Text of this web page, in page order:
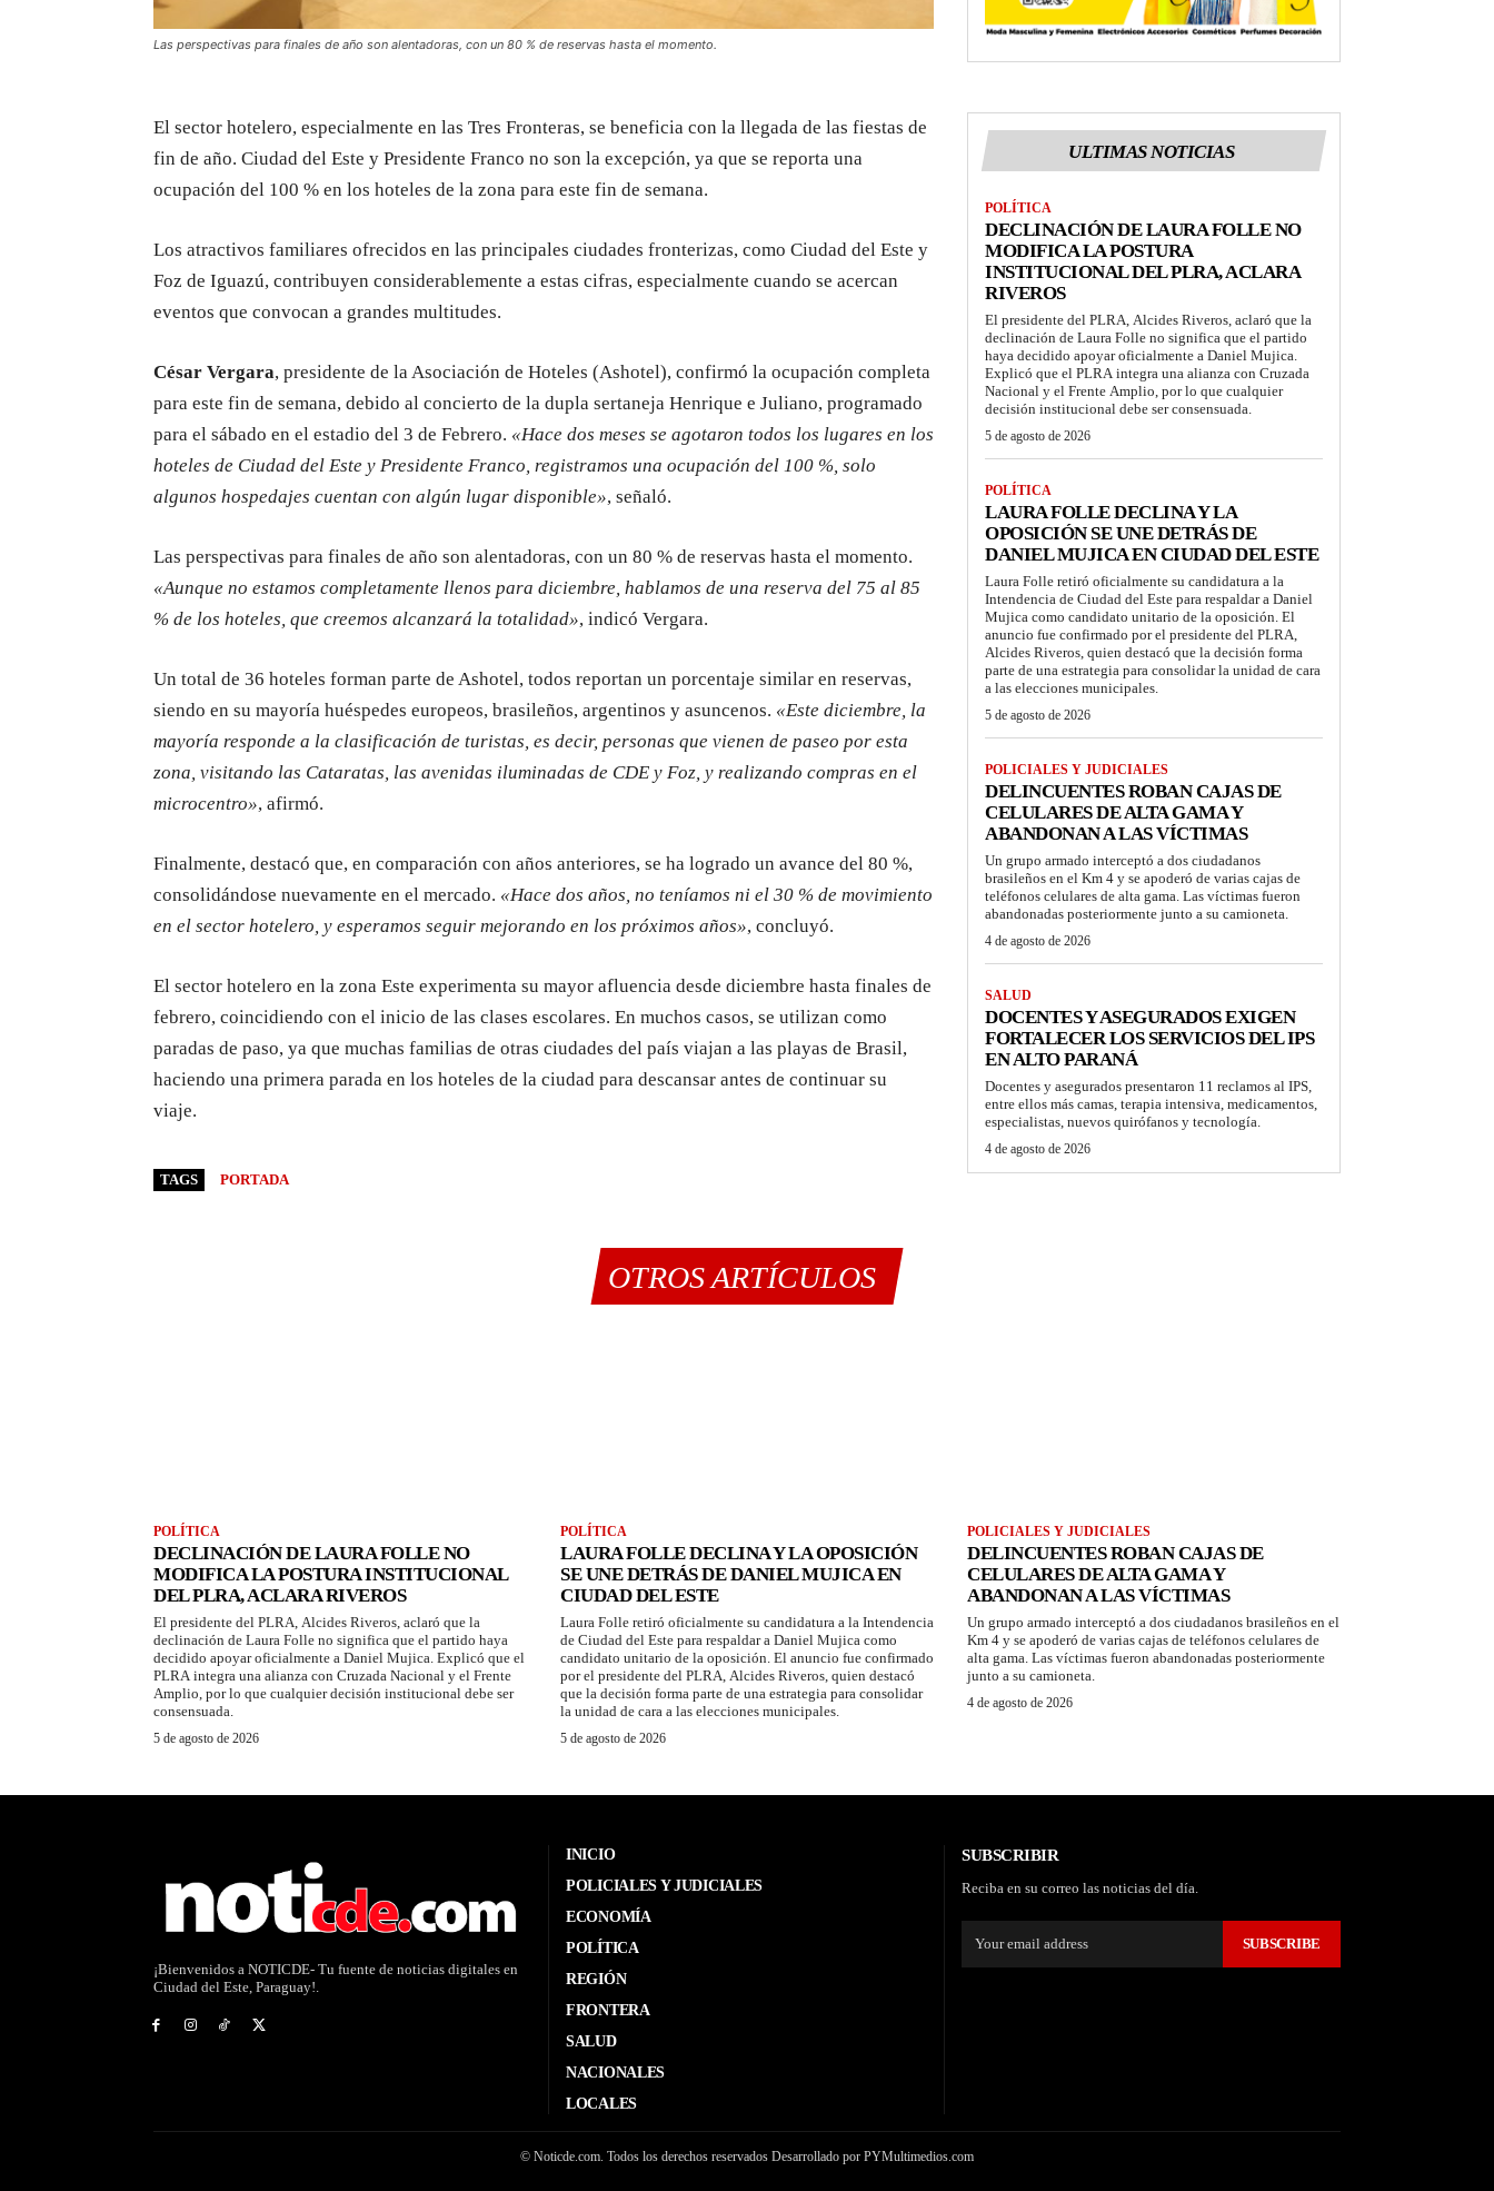
Las perspectivas para finales de año son alentadoras, con un 80 % de reservas hasta el momento.
El sector hotelero, especialmente en las Tres Fronteras, se beneficia con la llegada de las fiestas de
fin de año. Ciudad del Este y Presidente Franco no son la excepción, ya que se reporta una
ocupación del 100 % en los hoteles de la zona para este fin de semana.
Los atractivos familiares ofrecidos en las principales ciudades fronterizas, como Ciudad del Este y
Foz de Iguazú, contribuyen considerablemente a estas cifras, especialmente cuando se acercan
eventos que convocan a grandes multitudes.
César Vergara, presidente de la Asociación de Hoteles (Ashotel), confirmó la ocupación completa
para este fin de semana, debido al concierto de la dupla sertaneja Henrique e Juliano, programado
para el sábado en el estadio del 3 de Febrero. «Hace dos meses se agotaron todos los lugares en los
hoteles de Ciudad del Este y Presidente Franco, registramos una ocupación del 100 %, solo
algunos hospedajes cuentan con algún lugar disponible», señaló.
Las perspectivas para finales de año son alentadoras, con un 80 % de reservas hasta el momento.
«Aunque no estamos completamente llenos para diciembre, hablamos de una reserva del 75 al 85
% de los hoteles, que creemos alcanzará la totalidad», indicó Vergara.
Un total de 36 hoteles forman parte de Ashotel, todos reportan un porcentaje similar en reservas,
siendo en su mayoría huéspedes europeos, brasileños, argentinos y asuncenos. «Este diciembre, la
mayoría responde a la clasificación de turistas, es decir, personas que vienen de paseo por esta
zona, visitando las Cataratas, las avenidas iluminadas de CDE y Foz, y realizando compras en el
microcentro», afirmó.
Finalmente, destacó que, en comparación con años anteriores, se ha logrado un avance del 80 %,
consolidándose nuevamente en el mercado. «Hace dos años, no teníamos ni el 30 % de movimiento
en el sector hotelero, y esperamos seguir mejorando en los próximos años», concluyó.
El sector hotelero en la zona Este experimenta su mayor afluencia desde diciembre hasta finales de
febrero, coincidiendo con el inicio de las clases escolares. En muchos casos, se utilizan como
paradas de paso, ya que muchas familias de otras ciudades del país viajan a las playas de Brasil,
haciendo una primera parada en los hoteles de la ciudad para descansar antes de continuar su
viaje.
TAGS PORTADA
ULTIMAS NOTICIAS
POLÍTICA
DECLINACIÓN DE LAURA FOLLE NO
MODIFICA LA POSTURA
INSTITUCIONAL DEL PLRA, ACLARA
RIVEROS
El presidente del PLRA, Alcides Riveros, aclaró que la
declinación de Laura Folle no significa que el partido
haya decidido apoyar oficialmente a Daniel Mujica.
Explicó que el PLRA integra una alianza con Cruzada
Nacional y el Frente Amplio, por lo que cualquier
decisión institucional debe ser consensuada.
5 de agosto de 2026
POLÍTICA
LAURA FOLLE DECLINA Y LA
OPOSICIÓN SE UNE DETRÁS DE
DANIEL MUJICA EN CIUDAD DEL ESTE
Laura Folle retiró oficialmente su candidatura a la
Intendencia de Ciudad del Este para respaldar a Daniel
Mujica como candidato unitario de la oposición. El
anuncio fue confirmado por el presidente del PLRA,
Alcides Riveros, quien destacó que la decisión forma
parte de una estrategia para consolidar la unidad de cara
a las elecciones municipales.
5 de agosto de 2026
POLICIALES Y JUDICIALES
DELINCUENTES ROBAN CAJAS DE
CELULARES DE ALTA GAMA Y
ABANDONAN A LAS VÍCTIMAS
Un grupo armado interceptó a dos ciudadanos
brasileños en el Km 4 y se apoderó de varias cajas de
teléfonos celulares de alta gama. Las víctimas fueron
abandonadas posteriormente junto a su camioneta.
4 de agosto de 2026
SALUD
DOCENTES Y ASEGURADOS EXIGEN
FORTALECER LOS SERVICIOS DEL IPS
EN ALTO PARANÁ
Docentes y asegurados presentaron 11 reclamos al IPS,
entre ellos más camas, terapia intensiva, medicamentos,
especialistas, nuevos quirófanos y tecnología.
4 de agosto de 2026
OTROS ARTÍCULOS
POLÍTICA
DECLINACIÓN DE LAURA FOLLE NO
MODIFICA LA POSTURA INSTITUCIONAL
DEL PLRA, ACLARA RIVEROS
El presidente del PLRA, Alcides Riveros, aclaró que la
declinación de Laura Folle no significa que el partido haya
decidido apoyar oficialmente a Daniel Mujica. Explicó que el
PLRA integra una alianza con Cruzada Nacional y el Frente
Amplio, por lo que cualquier decisión institucional debe ser
consensuada.
5 de agosto de 2026
POLÍTICA
LAURA FOLLE DECLINA Y LA OPOSICIÓN
SE UNE DETRÁS DE DANIEL MUJICA EN
CIUDAD DEL ESTE
Laura Folle retiró oficialmente su candidatura a la Intendencia
de Ciudad del Este para respaldar a Daniel Mujica como
candidato unitario de la oposición. El anuncio fue confirmado
por el presidente del PLRA, Alcides Riveros, quien destacó
que la decisión forma parte de una estrategia para consolidar
la unidad de cara a las elecciones municipales.
5 de agosto de 2026
POLICIALES Y JUDICIALES
DELINCUENTES ROBAN CAJAS DE
CELULARES DE ALTA GAMA Y
ABANDONAN A LAS VÍCTIMAS
Un grupo armado interceptó a dos ciudadanos brasileños en el
Km 4 y se apoderó de varias cajas de teléfonos celulares de
alta gama. Las víctimas fueron abandonadas posteriormente
junto a su camioneta.
4 de agosto de 2026
¡Bienvenidos a NOTICDE- Tu fuente de noticias digitales en
Ciudad del Este, Paraguay!.
INICIO
POLICIALES Y JUDICIALES
ECONOMÍA
POLÍTICA
REGIÓN
FRONTERA
SALUD
NACIONALES
LOCALES
SUBSCRIBIR
Reciba en su correo las noticias del día.
SUBSCRIBE
© Noticde.com. Todos los derechos reservados Desarrollado por PYMultimedios.com